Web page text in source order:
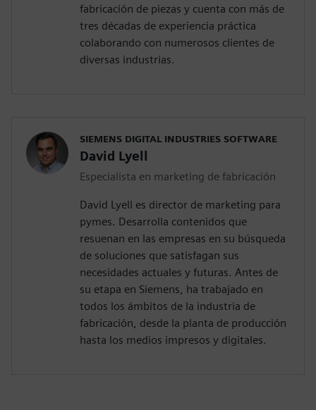
fabricación de piezas y cuenta con más de
tres décadas de experiencia práctica
colaborando con numerosos clientes de
diversas industrias.
SIEMENS DIGITAL INDUSTRIES SOFTWARE
David Lyell
Especialista en marketing de fabricación
David Lyell es director de marketing para
pymes. Desarrolla contenidos que
resuenan en las empresas en su búsqueda
de soluciones que satisfagan sus
necesidades actuales y futuras. Antes de
su etapa en Siemens, ha trabajado en
todos los ámbitos de la industria de
fabricación, desde la planta de producción
hasta los medios impresos y digitales.